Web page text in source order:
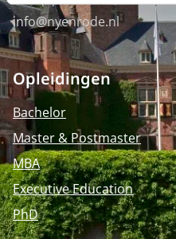
info@nyenrode.nl
Opleidingen
Bachelor
Master & Postmaster
MBA
Executive Education
PhD